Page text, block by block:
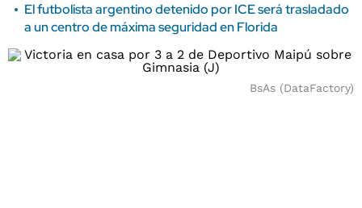
El futbolista argentino detenido por ICE será trasladado
a un centro de máxima seguridad en Florida
BsAs (DataFactory)